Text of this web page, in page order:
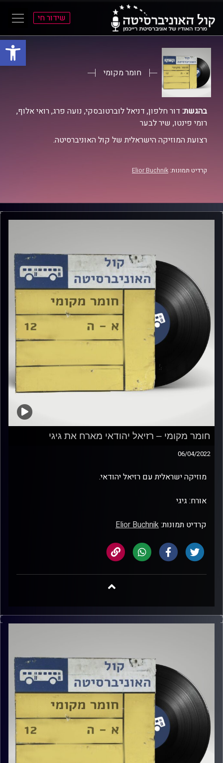
פתח
הראשי
הראשי
שידור חי
חומר מקומי
בהגשת: דור חלפון, דניאל לוברטובסקי, נועה פרג, רואי אלוף,
רומי פינטו, שיר לבער
רצועת המוזיקה הישראלית של קול האוניברסיטה.
קרדיט תמונות: Elior Buchnik
חומר מקומי – רזיאל יהודאי מארח את גיגי
06/04/2022
מוזיקה ישראלית עם רזיאל יהודאי.
אורח: גיגי
קרדיט תמונות:Elior Buchnik